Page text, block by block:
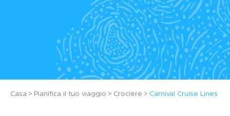
Casa Pianifica il tuo viaggio Crociere Carnival Cruise Lines